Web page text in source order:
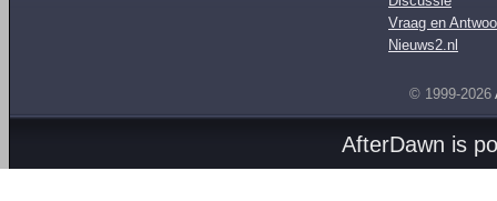
Vraag en
Nieuws2.nl
© 1999-2026
AfterDawn is